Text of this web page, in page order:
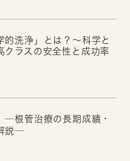
的洗浄」とは？～科学と
クラスの安全性と成功率
─根管治療の長期成績・
説─